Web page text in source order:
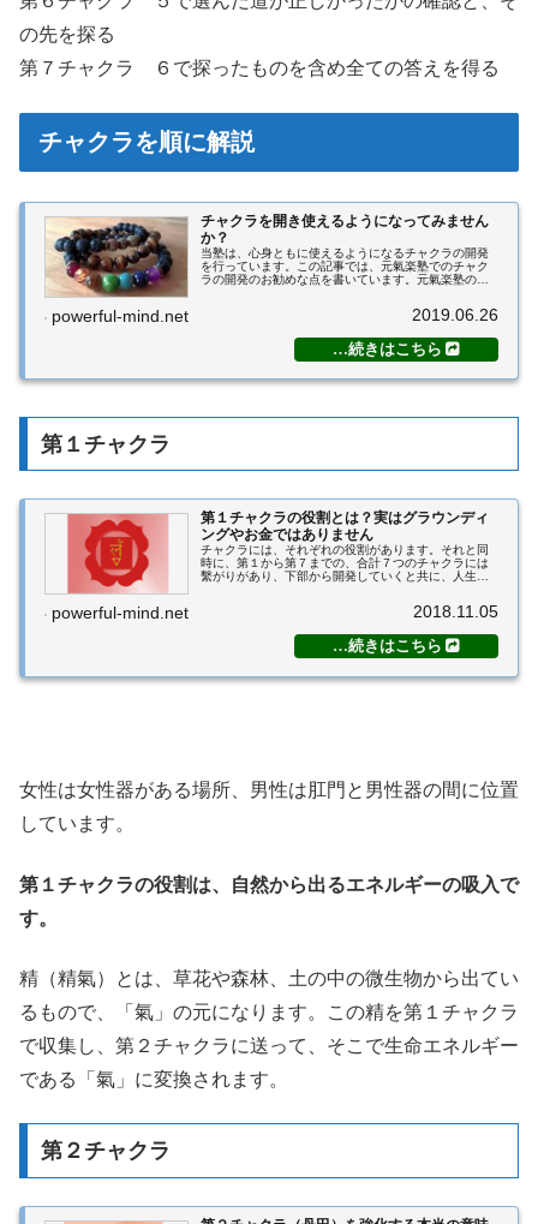
の先を探る
第７チャクラ ６で探ったものを含め全ての答えを得る
チャクラを順に解説
チャクラを開き使えるようになってみません
か？
当塾は、心身ともに使えるようになるチャクラの開発
を行っています。この記事では、元氣楽塾でのチャク
ラの開発のお勧めな点を書いています。元氣楽塾のチ
powerful-mind.net 2019.06.26
第１チャクラ
第１チャクラの役割とは？実はグラウンディ
ングやお金ではありません
チャクラには、それぞれの役割があります。それと同
時に、第１から第７までの、合計７つのチャクラには
繫がりがあり、下部から開発していくと共に、人生が
powerful-mind.net 2018.11.05
女性は女性器がある場所、男性は肛門と男性器の間に位置
しています。
第１チャクラの役割は、自然から出るエネルギーの吸入で
す。
精（精氣）とは、草花や森林、土の中の微生物から出てい
るもので、「氣」の元になります。この精を第１チャクラ
で収集し、第２チャクラに送って、そこで生命エネルギー
である「氣」に変換されます。
第２チャクラ